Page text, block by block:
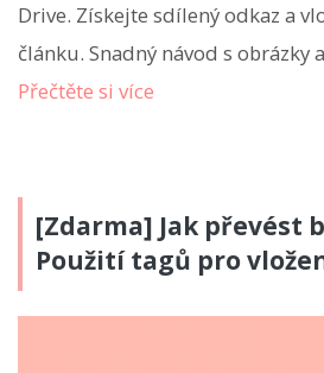
Drive. Získejte sdílený odkaz a
článku. Snadný návod s obrázky
Přečtěte si více
[Zdarma] Jak převést
Použití tagů pro